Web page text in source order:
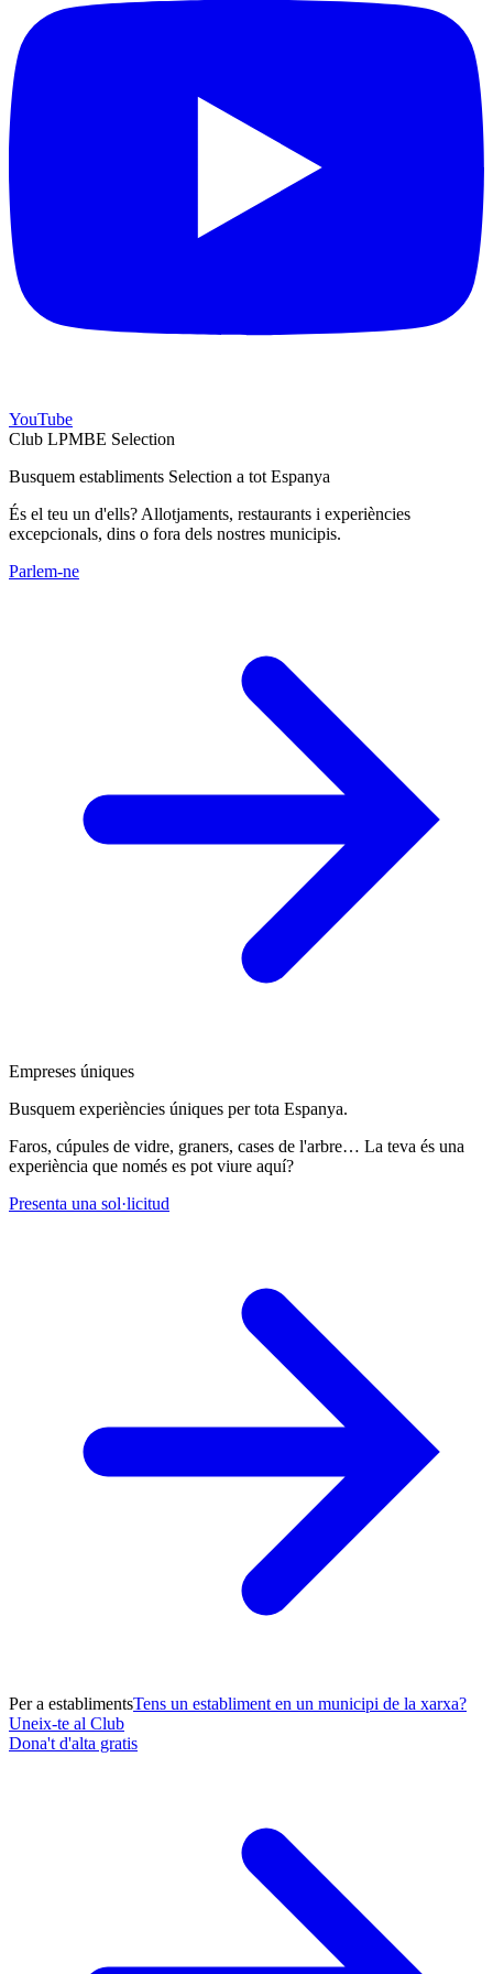
YouTube
Club LPMBE Selection
Busquem establiments Selection a tot Espanya
És el teu un d'ells? Allotjaments, restaurants i experiències
excepcionals, dins o fora dels nostres municipis.
Parlem-ne
Empreses úniques
Busquem experiències úniques per tota Espanya.
Faros, cúpules de vidre, graners, cases de l'arbre… La teva és una
experiència que només es pot viure aquí?
Presenta una sol·licitud
Per a establimentsTens un establiment en un municipi de la xarxa?
Uneix-te al Club
Dona't d'alta gratis